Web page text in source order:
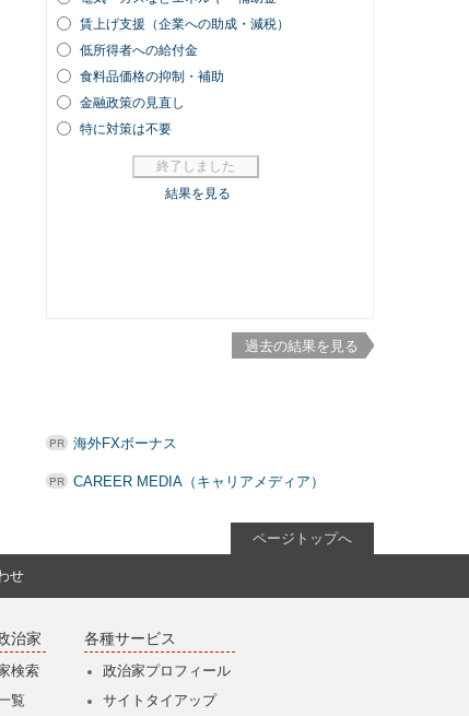
過去の結果を見る
海外FXボーナス
CAREER MEDIA（キャリアメディア）
ページトップへ
せ
治家
検索
覧
各種サービス
政治家プロフィール
サイトタイアップ